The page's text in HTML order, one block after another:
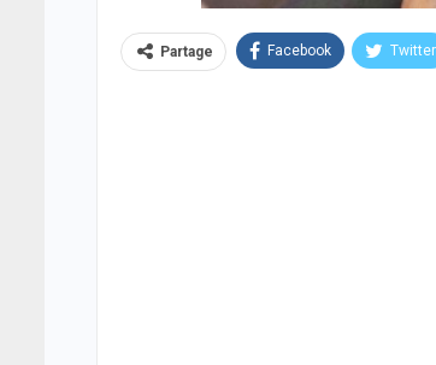
Partage Facebook Twitter